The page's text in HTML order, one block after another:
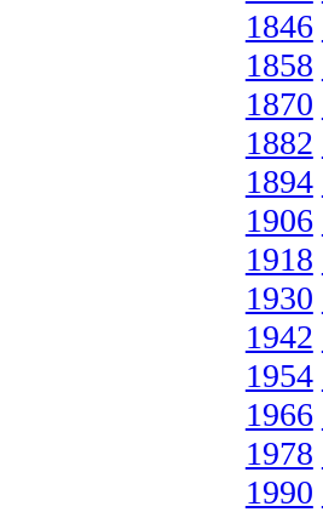
1846
1858
1870
1882
1894
1906
1918
1930
1942
1954
1966
1978
1990